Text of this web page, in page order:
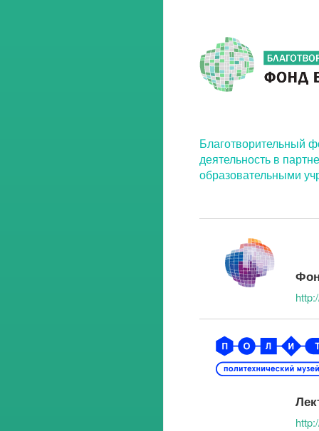
Благотворительный
деятельность в
образовательными